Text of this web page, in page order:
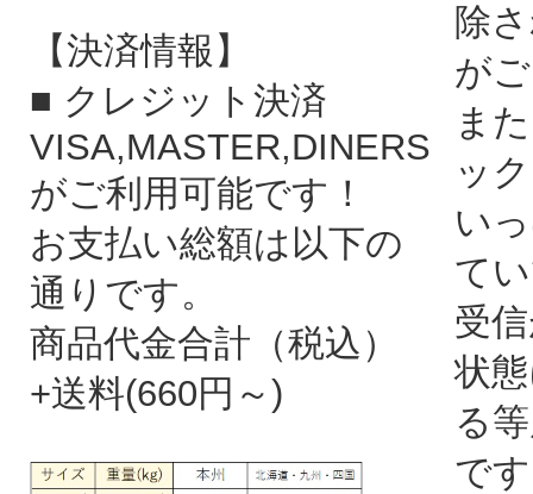
【決済情報】
■ クレジット決済
VISA,MASTER,DINERS
がご利用可能です！
お支払い総額は以下の
通りです。
商品代金合計（税込）
+送料(660円～)
除
が
ま
ッ
い
て
受
状
る
で